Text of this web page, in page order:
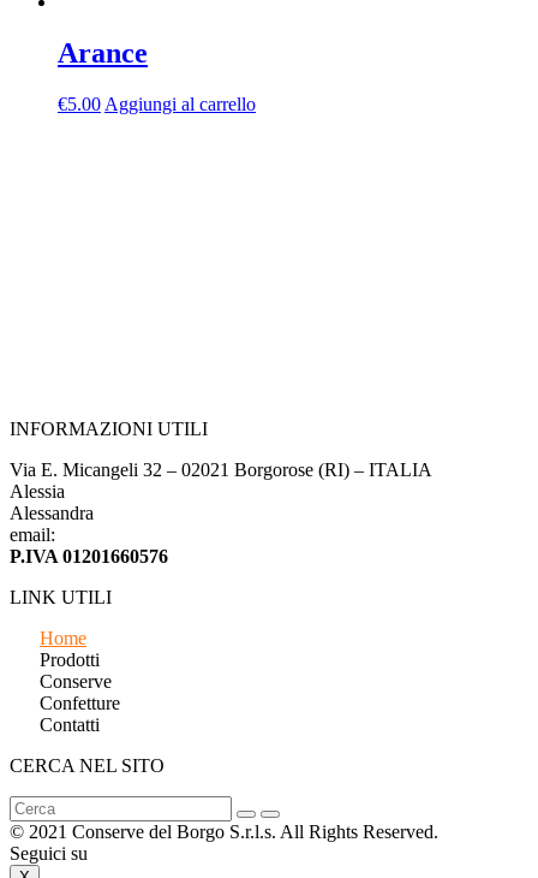
Arance
€5.00 Aggiungi al carrello
INFORMAZIONI UTILI
Via E. Micangeli 32 – 02021 Borgorose (RI) – ITALIA
Alessia
Alessandra
email:
P.IVA 01201660576
LINK UTILI
Home
Prodotti
Conserve
Confetture
Contatti
CERCA NEL SITO
© 2021 Conserve del Borgo S.r.l.s. All Rights Reserved.
Seguici su